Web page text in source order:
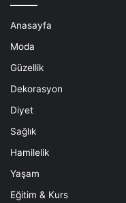
Anasayfa
Moda
Güzellik
Dekorasyon
Diyet
Sağlık
Hamilelik
Yaşam
Eğitim & Kurs